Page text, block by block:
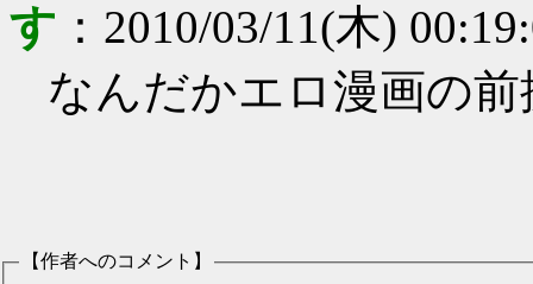
す ： 2010/03/11(木)
なんだかエロ漫画の
【作者へのコメント】